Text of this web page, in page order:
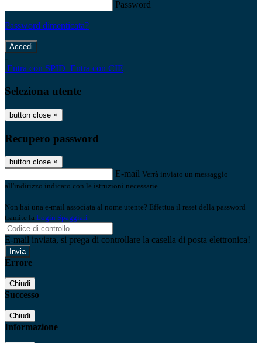
Password
Password dimenticata?
-
Entra con SPID Entra con CIE
Seleziona utente
button close ×
Recupero password
button close ×
E-mail Verrà inviato un messaggio
all'indirizzo indicato con le istruzioni necessarie.
Non hai una e-mail associata al nome utente? Effettua il reset della password
tramite la Login Spaggiari
E-mail inviata, si prega di controllare la casella di posta elettronica!
Errore
Chiudi
Successo
Chiudi
Informazione